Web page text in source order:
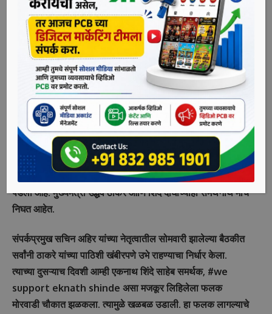
Last updated: June 28, 2022 6:13 pm
पिंपरी, दि. २८ (पीसीबी) – शिवसेनेत बंडखोरी केलेले नगरविकास मंत्री
एकनाथ शिंदे यांच्या समर्थनार्थ मोरवाडी चौकात लागलेला फलक
शिवसैनिकांनी फाडला. फलकवरील शिंदे यांच्या फोटोला जोडे मारले.
शिवसेना अंगार है, बाकी सब भंगार है, अशा जोरदार घोषणा दिल्या.
महाविकास आघाडी सरकारमध्ये शिवसेनेचे खच्चीकरण होत असल्याचा
आरोप करत एकनाथ शिंदे यांनी शिवसेनेतच बंडखोरी केली आहे.
शिवसेनेच्या 40 आणि शिवसेना समर्थन दिलेल्या अपक्ष अशा 50
आमदारांना घेऊन गुवाहाटीत गेले आहेत. त्यामुळे शिवसेनेत उभी फूट
पडली आहे. मुख्यमंत्री उद्धव ठाकरे आणि शिंदे दोघांच्याही समर्थनार्थ मोर्चे
निघत आहेत.
संपर्कप्रमुख सचिन अहिर यांच्या नेतृत्वातील सोमवारी झालेल्या बैठकीत
सर्वांनी ठाकरे यांच्या पाठिशी खंबीरपणे उभे राहण्याचा निर्धार केला.
त्याच्या दुसऱ्याच दिवशी आम्ही एकनाथ शिंदे साहेब समर्थक, #we
support eknath shinde असा मजकूर लिहिलेला फलक
मोरवाडी चौकात झळकला. त्यामुळे खळबळ उडाली. हा फलक लागल्याचे